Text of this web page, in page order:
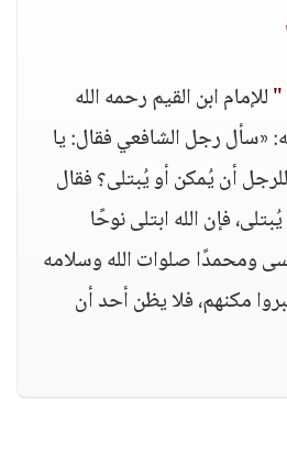
"للإمام ابن القيم رحمه الله
«سأل رجل الشافعي فقال: يا
للرجل أن يُمكن أو يُبتلى؟ فقال
فإن الله ابتلى نوحًا
ومحمدًا صلوات الله وسلامه
مكنهم، فلا يظن أحد أن